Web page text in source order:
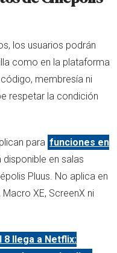
los usuarios podrán
como en la plataforma
membresía ni
respetar la condición
para funciones en
en salas
Pluus. No aplica en
XE, ScreenX ni
8 llega a Netflix: